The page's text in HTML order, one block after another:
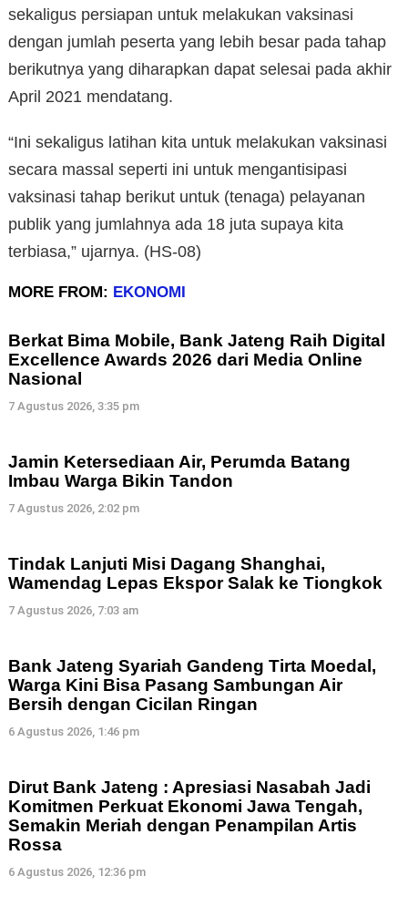
sekaligus persiapan untuk melakukan vaksinasi
dengan jumlah peserta yang lebih besar pada tahap
berikutnya yang diharapkan dapat selesai pada akhir
April 2021 mendatang.
“Ini sekaligus latihan kita untuk melakukan vaksinasi
secara massal seperti ini untuk mengantisipasi
vaksinasi tahap berikut untuk (tenaga) pelayanan
publik yang jumlahnya ada 18 juta supaya kita
terbiasa,” ujarnya. (HS-08)
MORE FROM: EKONOMI
Berkat Bima Mobile, Bank Jateng Raih Digital
Excellence Awards 2026 dari Media Online
Nasional
7 Agustus 2026, 3:35 pm
Jamin Ketersediaan Air, Perumda Batang
Imbau Warga Bikin Tandon
7 Agustus 2026, 2:02 pm
Tindak Lanjuti Misi Dagang Shanghai,
Wamendag Lepas Ekspor Salak ke Tiongkok
7 Agustus 2026, 7:03 am
Bank Jateng Syariah Gandeng Tirta Moedal,
Warga Kini Bisa Pasang Sambungan Air
Bersih dengan Cicilan Ringan
6 Agustus 2026, 1:46 pm
Dirut Bank Jateng : Apresiasi Nasabah Jadi
Komitmen Perkuat Ekonomi Jawa Tengah,
Semakin Meriah dengan Penampilan Artis
Rossa
6 Agustus 2026, 12:36 pm